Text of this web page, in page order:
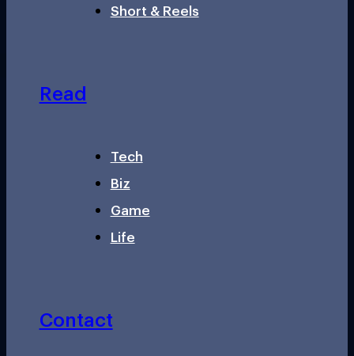
Short & Reels
Read
Tech
Biz
Game
Life
Contact